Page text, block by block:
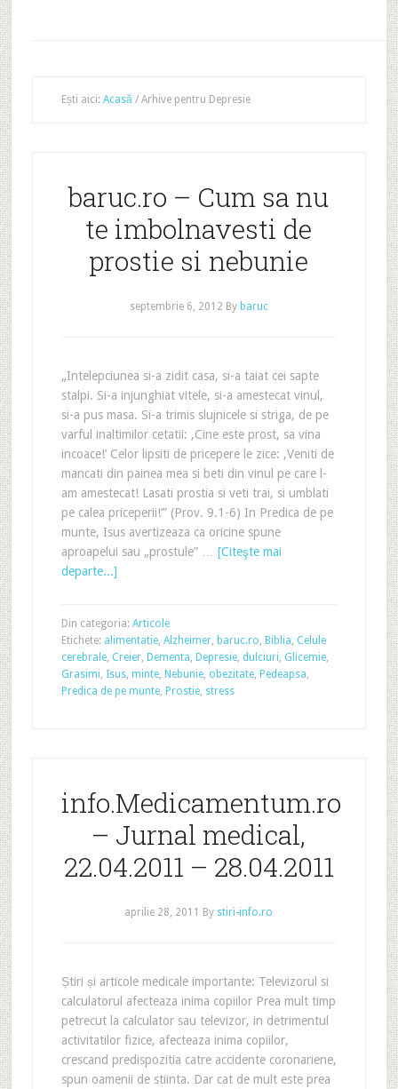
Ești aici: Acasă /Arhive pentru Depresie
baruc.ro – Cum sa nu
te imbolnavesti de
prostie si nebunie
septembrie 6, 2012 By baruc
„Intelepciunea si-a zidit casa, si-a taiat cei sapte
stalpi. Si-a injunghiat vitele, si-a amestecat vinul,
si-a pus masa. Si-a trimis slujnicele si striga, de pe
varful inaltimilor cetatii: ‚Cine este prost, sa vina
incoace!’ Celor lipsiti de pricepere le zice: ‚Veniti de
mancati din painea mea si beti din vinul pe care l-
am amestecat! Lasati prostia si veti trai, si umblati
pe calea priceperii!’” (Prov. 9.1-6) In Predica de pe
munte, Isus avertizeaza ca oricine spune
aproapelui sau „prostule” … [Citeşte mai
departe...]
Din categoria: Articole
Etichete: alimentatie, Alzheimer, baruc.ro, Biblia, Celule
cerebrale, Creier, Dementa, Depresie, dulciuri, Glicemie,
Grasimi, Isus, minte, Nebunie, obezitate, Pedeapsa,
Predica de pe munte, Prostie, stress
info.Medicamentum.ro
– Jurnal medical,
22.04.2011 – 28.04.2011
aprilie 28, 2011 By stiri-info.ro
Știri și articole medicale importante: Televizorul si
calculatorul afecteaza inima copiilor Prea mult timp
petrecut la calculator sau televizor, in detrimentul
activitatilor fizice, afecteaza inima copiilor,
crescand predispozitia catre accidente coronariene,
spun oamenii de stiinta. Dar cat de mult este prea